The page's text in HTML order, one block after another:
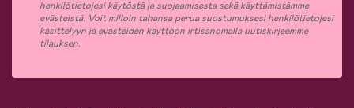
henkilötietojesi käytöstä ja suojaamisesta sekä käyttämistämme
evästeistä. Voit milloin tahansa perua suostumuksesi henkilötietojesi
käsittelyyn ja evästeiden käyttöön irtisanomalla uutiskirjeemme
tilauksen.